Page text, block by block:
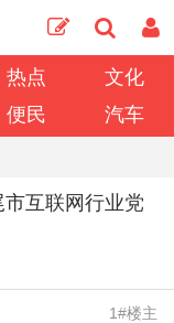
热点
文化
便民 汽车
互联网行业党
1#楼主